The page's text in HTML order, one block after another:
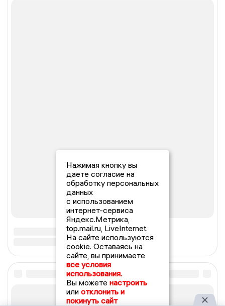
Нажимая кнопку вы
даете согласие на
обработку персональных
данных
с использованием
интернет-сервиса
Яндекс.Метрика,
top.mail.ru, LiveInternet.
На сайте используются
cookie. Оставаясь на
сайте, вы принимаете
все условия
использования.
Вы можете настроить
или отклонить и
покинуть сайт